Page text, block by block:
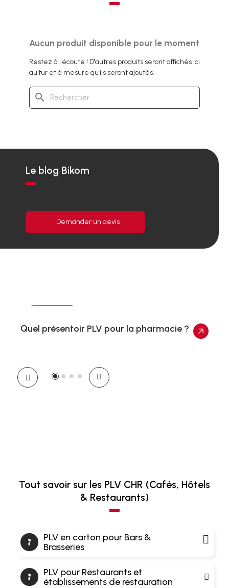
éléments de communication adaptés à vos besoins, à vos
Aucun produit disponible pour le moment
Restez à l'écoute ! D'autres produits seront affichés ici
au fur et à mesure qu'ils seront ajoutés.
search
Le blog Bikom
Demander un devis
Quel présentoir PLV pour la pharmacie ?
Tout savoir sur les PLV CHR (Cafés, Hôtels
& Restaurants)
PLV en carton pour Bars &
Brasseries
PLV pour Restaurants et
établissements de restauration